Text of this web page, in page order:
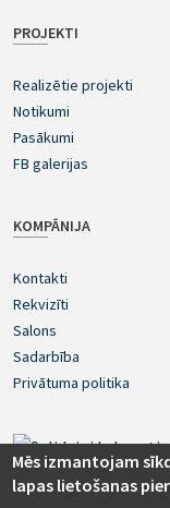
PROJEKTI
Realizētie projekti
Notikumi
Pasākumi
FB galerijas
KOMPĀNIJA
Kontakti
Rekvizīti
Salons
Sadarbība
Privātuma politika
Mēs izmantojam
lapas lietošanas